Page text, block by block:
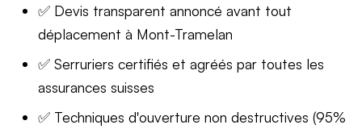
✅ Devis transparent annoncé avant tout
déplacement à Mont-Tramelan
✅ Serruriers certifiés et agréés par toutes les
assurances suisses
✅ Techniques d'ouverture non destructives (95%